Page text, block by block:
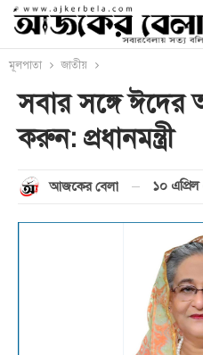
মূলপাতা জাতীয়
সবার সঙ্গে ঈদের
করুন: প্রধানমন্ত্রী
আজকের বেলা ১০